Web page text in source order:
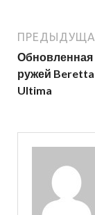
Обновленная
ружей Beretta
Ultima